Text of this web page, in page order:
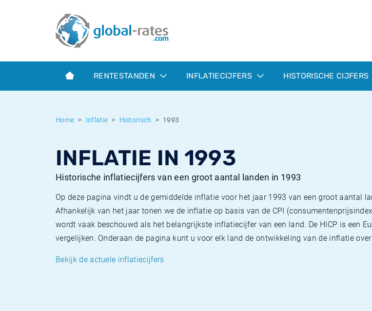
RENTESTANDEN INFLATIECIJFERS HISTORISCHE CIJFERS
Home Inflatie Historisch 1993
INFLATIE IN 1993
Historische inflatiecijfers van een groot aantal landen in 1993
Op deze pagina vindt u de gemiddelde inflatie voor het jaar 1993 van een groot aantal
Afhankelijk van het jaar tonen we de inflatie op basis van de CPI
wordt vaak beschouwd als het belangrijkste inflatiecijfer van een land. De HICP is een
vergelijken. Onderaan de pagina kunt u voor elk land de ontwikkeling van de inflatie
Bekijk de actuele inflatiecijfers
Term SOFR
Wat is CPI inflatie?
Wat is HICP inflatie?
Europese inflatie - HICP
Euribor historie
ESTER historie
Historische inflatie
Inflatiecalculator